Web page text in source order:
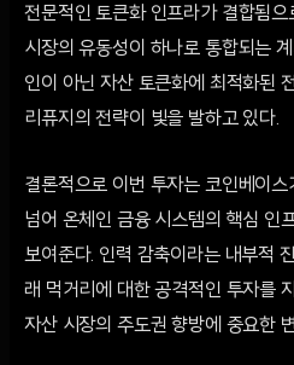
전문적인 토큰화 인프라가 결합됨
시장의 유동성이 하나로 통합되는
인이 아닌 자산 토큰화에 최적화된
리퓨지의 전략이 빛을 발하고 있다.
결론적으로 이번 투자는 코인베이
넘어 온체인 금융 시스템의 핵심 인
보여준다. 인력 감축이라는 내부적
래 먹거리에 대한 공격적인 투자를
자산 시장의 주도권 향방에 중요한